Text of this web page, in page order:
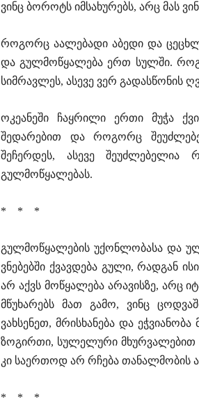
ვინც ბოროტს იმსახურებს, არც მას
როგორც აალებადი აბედი და
და გულმოწყალება ერთ სულში.
სიმრავლეს, ასევე ვერ გადასწონის
ოკეანეში ჩაყრილი ერთი მუჭა
შედარებით და როგორც
შეჩერდეს, ასევე შეუძლებელია
გულმოწყალებას.
* * *
გულმოწყალების უქონლობასა და
ვნებებში ქვავდება გული, რადგან
არ აქვს მოწყალება არავისზე, არც
მწუხარებს მათ გამო, ვინც
ვახსენეთ, მრისხანება და
ზოგირთი, სულელური მხურვალებით
კი საერთოდ არ რჩება თანალმობის
* * *